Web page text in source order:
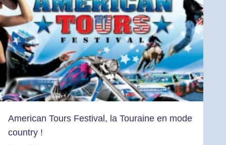
American Tours Festival, la Touraine en mode
country !